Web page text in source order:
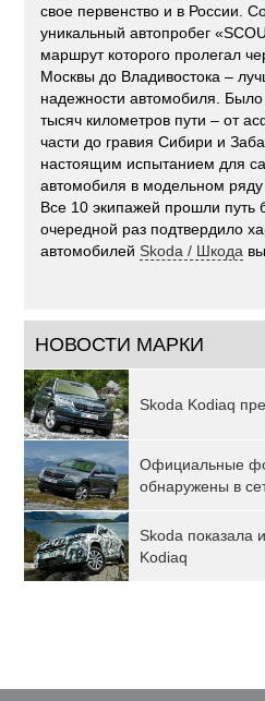
свое первенство и в России.
уникальный автопробег
маршрут которого пролегал
Москвы до Владивостока –
надежности автомобиля.
тысяч километров пути – от
части до гравия Сибири и
настоящим испытанием для
автомобиля в модельном
Все 10 экипажей прошли путь
очередной раз подтвердило
автомобилей Skoda / Шкода
НОВОСТИ МАРКИ
Skoda Kodiaq
Официальные
обнаружены в
Skoda показала
Kodiaq